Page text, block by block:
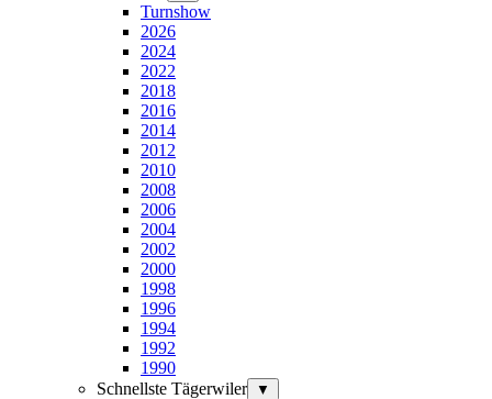
Turnshow
2026
2024
2022
2018
2016
2014
2012
2010
2008
2006
2004
2002
2000
1998
1996
1994
1992
1990
Schnellste Tägerwiler
▼